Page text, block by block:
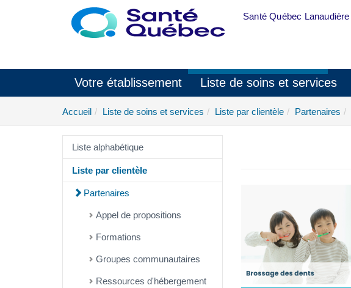
Aller au menu principal
Santé Québec Lanaudière
Votre établissement Liste de soins et services
Accueil Liste de soins et services Liste par clientèle Partenaires
Liste alphabétique
Liste par clientèle
Partenaires
Appel de propositions
Formations
Groupes communautaires
Ressources d'hébergement